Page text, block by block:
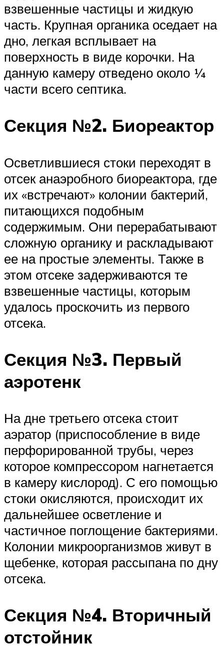
взвешенные частицы и жидкую
часть. Крупная органика оседает на
дно, легкая всплывает на
поверхность в виде корочки. На
данную камеру отведено около ¼
части всего септика.
Секция №2. Биореактор
Осветлившиеся стоки переходят в
отсек анаэробного биореактора, где
их «встречают» колонии бактерий,
питающихся подобным
содержимым. Они перерабатывают
сложную органику и раскладывают
ее на простые элементы. Также в
этом отсеке задерживаются те
взвешенные частицы, которым
удалось проскочить из первого
отсека.
Секция №3. Первый
аэротенк
На дне третьего отсека стоит
аэратор (приспособление в виде
перфорированной трубы, через
которое компрессором нагнетается
в камеру кислород). С его помощью
стоки окисляются, происходит их
дальнейшее осветление и
частичное поглощение бактериями.
Колонии микроорганизмов живут в
щебенке, которая рассыпана по дну
отсека.
Секция №4. Вторичный
отстойник